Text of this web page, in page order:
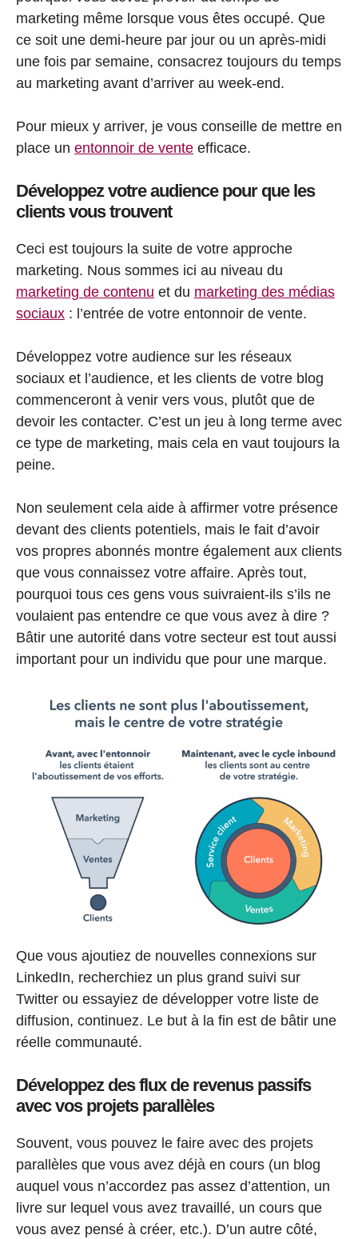
marketing même lorsque vous êtes occupé. Que
ce soit une demi-heure par jour ou un après-midi
une fois par semaine, consacrez toujours du temps
au marketing avant d’arriver au week-end.
Pour mieux y arriver, je vous conseille de mettre en
place un entonnoir de vente efficace.
Développez votre audience pour que les
clients vous trouvent
Ceci est toujours la suite de votre approche
marketing. Nous sommes ici au niveau du
marketing de contenu et du marketing des médias
sociaux : l’entrée de votre entonnoir de vente.
Développez votre audience sur les réseaux
sociaux et l’audience, et les clients de votre blog
commenceront à venir vers vous, plutôt que de
devoir les contacter. C’est un jeu à long terme avec
ce type de marketing, mais cela en vaut toujours la
peine.
Non seulement cela aide à affirmer votre présence
devant des clients potentiels, mais le fait d’avoir
vos propres abonnés montre également aux clients
que vous connaissez votre affaire. Après tout,
pourquoi tous ces gens vous suivraient-ils s’ils ne
voulaient pas entendre ce que vous avez à dire ?
Bâtir une autorité dans votre secteur est tout aussi
important pour un individu que pour une marque.
Que vous ajoutiez de nouvelles connexions sur
LinkedIn, recherchiez un plus grand suivi sur
Twitter ou essayiez de développer votre liste de
diffusion, continuez. Le but à la fin est de bâtir une
réelle communauté.
Développez des flux de revenus passifs
avec vos projets parallèles
Souvent, vous pouvez le faire avec des projets
parallèles que vous avez déjà en cours (un blog
auquel vous n’accordez pas assez d’attention, un
livre sur lequel vous avez travaillé, un cours que
vous avez pensé à créer, etc.). D’un autre côté,